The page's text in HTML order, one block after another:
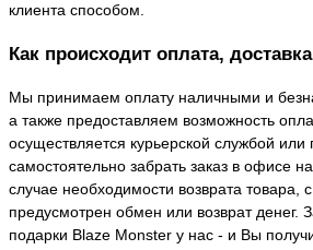
клиента способом.
Как происходит оплата,
Мы принимаем оплату наличными и
а также предоставляем возможность
осуществляется курьерской службой
самостоятельно забрать заказ в офисе
случае необходимости возврата товара,
предусмотрен обмен или возврат денег.
подарки Blaze Monster у нас - и Вы